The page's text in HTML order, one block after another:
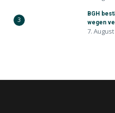
3
BGH
wegen
7.